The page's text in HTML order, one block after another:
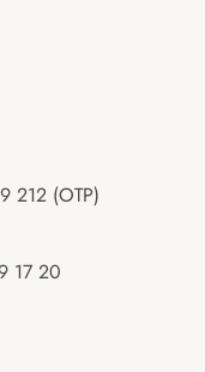
212 (OTP)
17 20